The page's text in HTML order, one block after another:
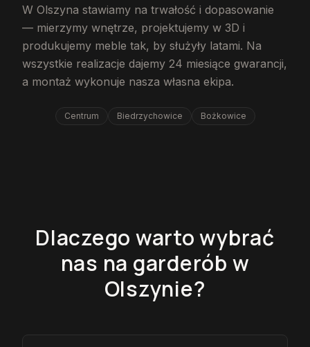
W Olszyna stawiamy na trwałość i dopasowanie
— mierzymy wnętrze, projektujemy w 3D i
produkujemy meble tak, by służyły latami. Na
wszystkie realizacje dajemy 24 miesiące gwarancji,
a montaż wykonuje nasza własna ekipa.
Centrum Biedrzychowice Bożkowice
Dlaczego warto wybrać
nas na garderób w
Olszynie?